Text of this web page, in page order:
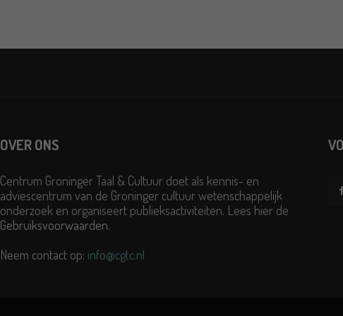
OVER ONS
Centrum Groninger Taal & Cultuur doet als kennis- en
adviescentrum van de Groninger cultuur wetenschappelijk
onderzoek en organiseert publieksactiviteiten. Lees hier de
Gebruiksvoorwaarden.
Neem contact op: info@cgtc.nl